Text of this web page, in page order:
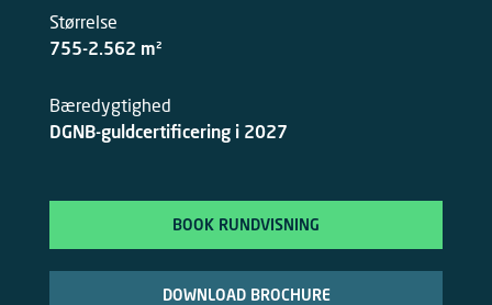
Størrelse
755-2.562 m²
Bæredygtighed
DGNB-guldcertificering i 2027
BOOK RUNDVISNING
DOWNLOAD BROCHURE